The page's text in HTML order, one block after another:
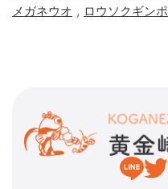
メガネウオ , ロウソクギンポ